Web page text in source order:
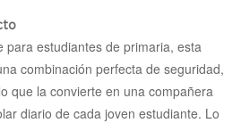
para estudiantes de primaria, esta
combinación perfecta de seguridad,
que la convierte en una compañera
diario de cada joven estudiante. Lo